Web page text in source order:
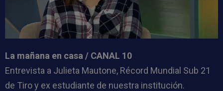
La mañana en casa / CANAL 10
Entrevista a Julieta Mautone, Récord Mundial Sub 21
de Tiro y ex estudiante de nuestra institución.